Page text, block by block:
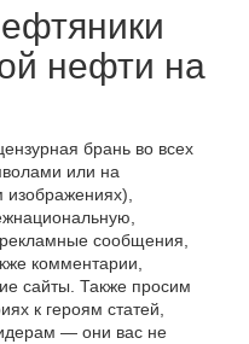
нефти на
брань во всех
или на
изображениях),
сообщения,
комментарии,
сайты. Также просим
к героям статей,
— они вас не